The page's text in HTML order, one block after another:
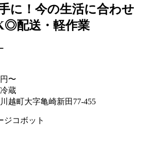
に！今の生活に合わせ
配送・軽作業
〜
蔵
越町大字亀崎新田77-455
ジコボット